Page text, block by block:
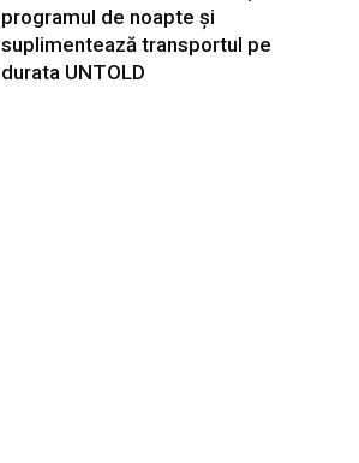
programul de noapte și
suplimentează transportul pe
durata UNTOLD